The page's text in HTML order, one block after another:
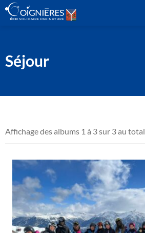
Séjour
Affichage des albums 1 à 3 sur 3 au total